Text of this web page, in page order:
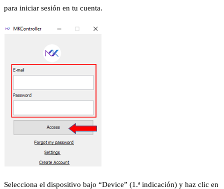
para iniciar sesión en tu cuenta.
Selecciona el dispositivo bajo “Device” (1.ª indicación) y haz clic en